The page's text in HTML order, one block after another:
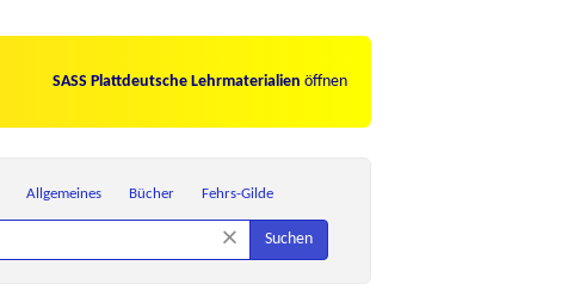
SASS Plattdeutsche Lehrmaterialien öffnen
Allgemeines Bücher Fehrs-Gilde
× Suchen